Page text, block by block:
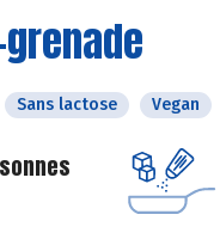
Sans lactose Vegan